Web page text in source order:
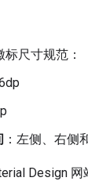
标尺寸规范：
：左侧、右侧
Design 网